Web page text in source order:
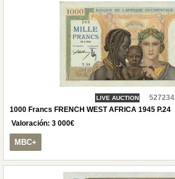
LIVE AUCTION
527234
1000 Francs FRENCH WEST AFRICA 1945 P.24
Valoración: 3 000€
MBC+